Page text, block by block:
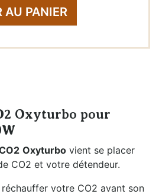
AU PANIER
Oxyturbo pour
Oxyturbo vient se placer
CO2 et votre détendeur.
votre CO2 avant son